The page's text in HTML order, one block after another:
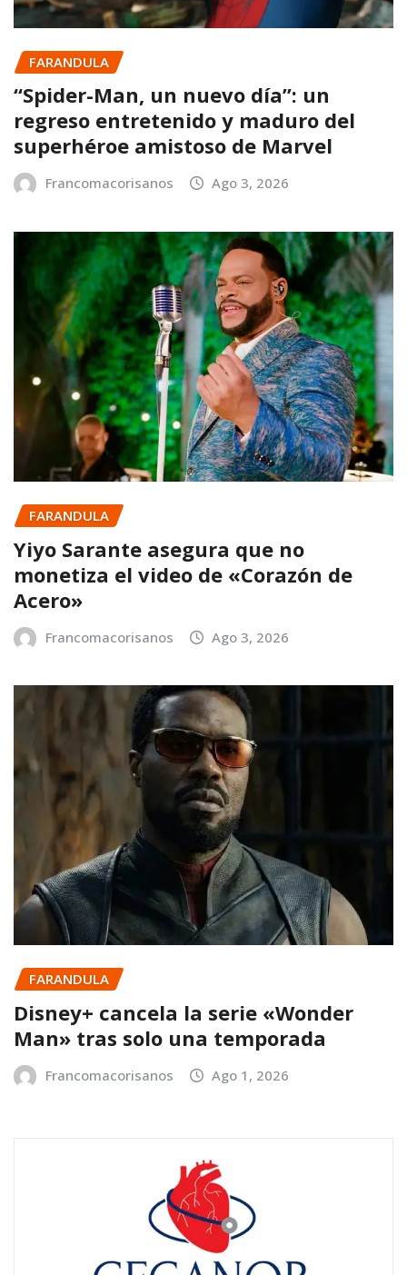
FARANDULA
“Spider-Man, un nuevo día”: un
regreso entretenido y maduro del
superhéroe amistoso de Marvel
Francomacorisanos Ago 3, 2026
FARANDULA
Yiyo Sarante asegura que no
monetiza el video de «Corazón de
Acero»
Francomacorisanos Ago 3, 2026
FARANDULA
Disney+ cancela la serie «Wonder
Man» tras solo una temporada
Francomacorisanos Ago 1, 2026